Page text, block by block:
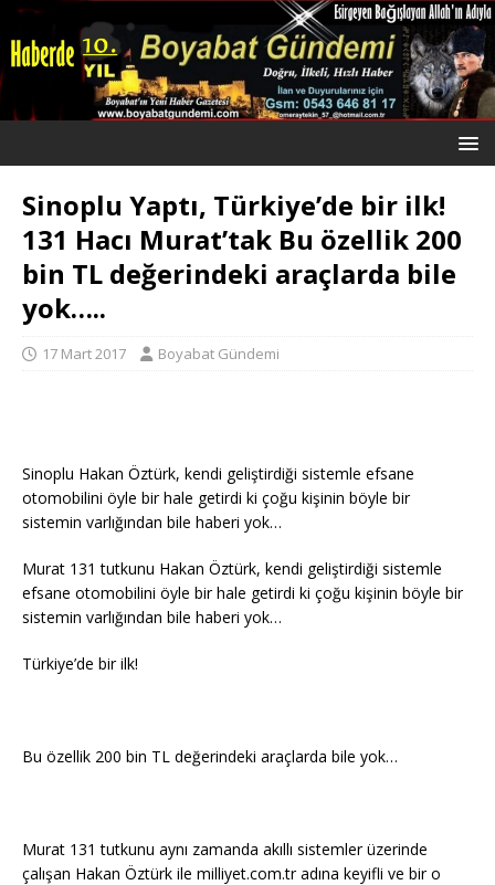
Sinoplu Yaptı, Türkiye’de bir ilk!
131 Hacı Murat’tak Bu özellik 200
bin TL değerindeki araçlarda bile
yok…..
17 Mart 2017 Boyabat Gündemi
Sinoplu Hakan Öztürk, kendi geliştirdiği sistemle efsane
otomobilini öyle bir hale getirdi ki çoğu kişinin böyle bir
sistemin varlığından bile haberi yok…
Murat 131 tutkunu Hakan Öztürk, kendi geliştirdiği sistemle
efsane otomobilini öyle bir hale getirdi ki çoğu kişinin böyle bir
sistemin varlığından bile haberi yok…
Türkiye’de bir ilk!
Bu özellik 200 bin TL değerindeki araçlarda bile yok…
Murat 131 tutkunu aynı zamanda akıllı sistemler üzerinde
çalışan Hakan Öztürk ile milliyet.com.tr adına keyifli ve bir o